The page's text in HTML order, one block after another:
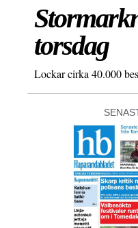
torsdag
Lockar cirka 40.000